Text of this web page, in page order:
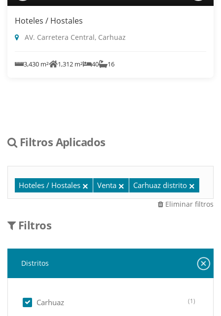
Hoteles / Hostales
AV. Carretera Central, Carhuaz
3,430 m² 1,312 m² 40 16
Filtros Aplicados
Hoteles / Hostales Venta Carhuaz distrito
Eliminar filtros
Filtros
Distritos
Carhuaz (1)